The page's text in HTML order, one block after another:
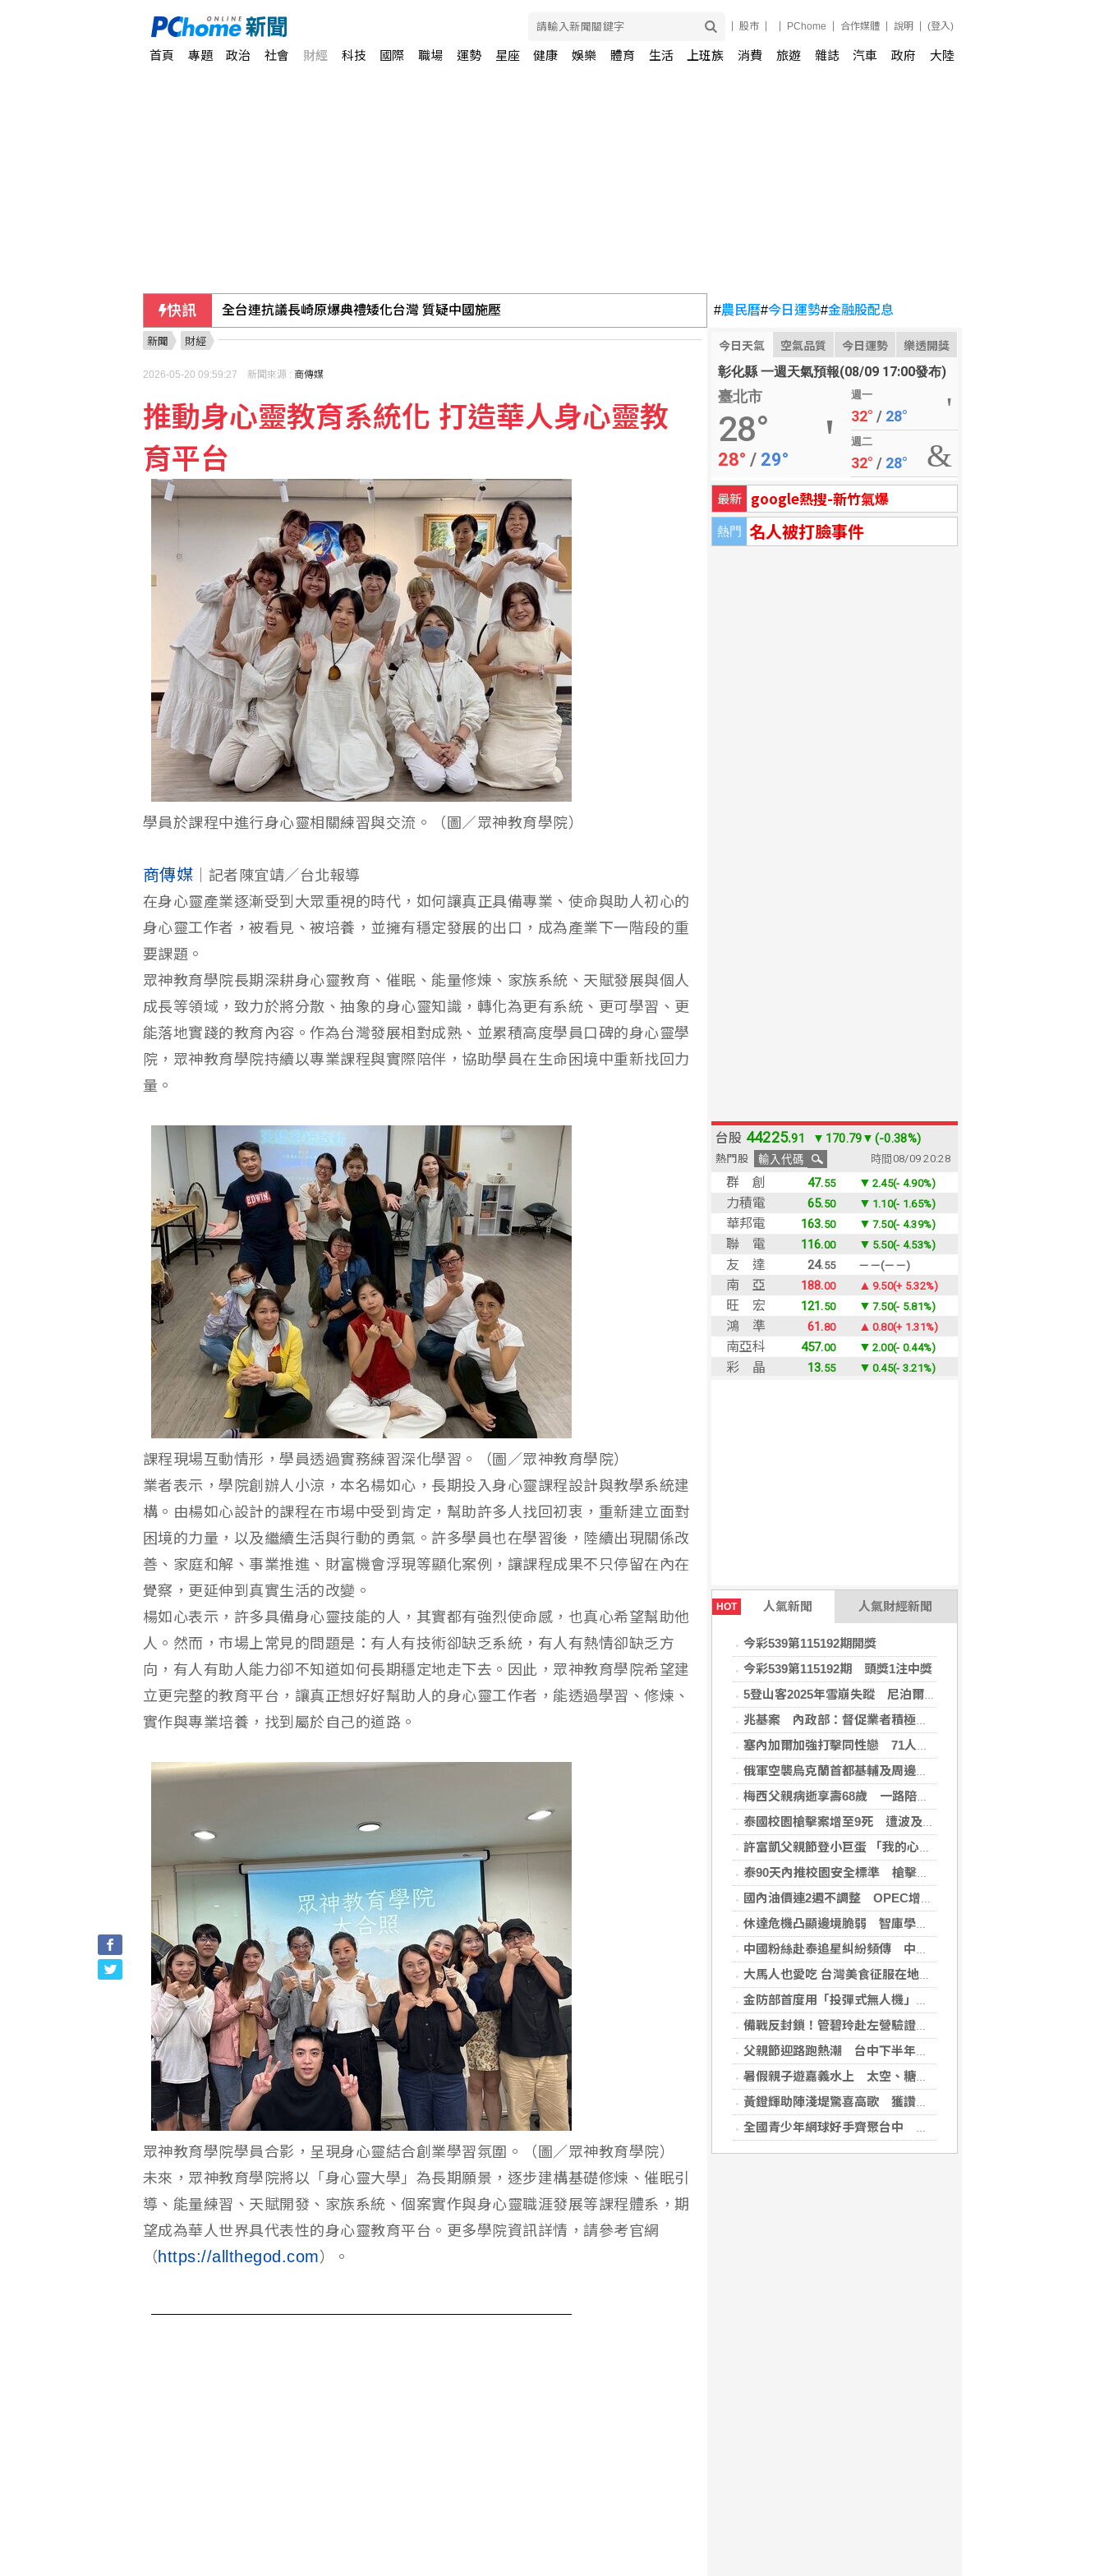
股市 PChome 合作媒體 說明 (登入)
首頁 專題 政治 社會 財經 科技 國際 職場 運勢 星座 健康 娛樂 體育 生活 上班族 消費 旅遊 雜誌 汽車 政府 大陸
快訊 全台連抗議長崎原爆典禮矮化台灣 質疑中國施壓
學生拖熊進宿舍剝皮取肉 康乃爾大學新規禁校內處理野味
羅戈8局失1分優質先發 兄弟系列賽橫掃雄鷹
#農民曆#今日運勢#金融股配息
今日天氣 空氣品質 今日運勢 樂透開獎
彰化縣 一週天氣預報(08/09 17:00發布)
臺北市
28°
28° / 29°
週一
32° / 28°
週二
32° / 28°
最新 google熱搜-新竹氣爆
熱門 名人被打臉事件
HOT 人氣新聞 人氣財經新聞
今彩539第115192期開獎
今彩539第115192期 頭獎1注中獎
5登山客2025年雪崩失蹤 尼泊爾救難隊尋獲遺體
兆基案 內政部：督促業者積極履約或轉讓契約
塞內加爾加強打擊同性戀 71人遭控「違反自然行為」
俄軍空襲烏克蘭首都基輔及周邊區域 造成4人喪命
梅西父親病逝享壽68歲 一路陪伴兒子闖蕩足壇
泰國校園槍擊案增至9死 遭波及12歲女童不治
許富凱父親節登小巨蛋 「我的心肝寶貝」思念爸爸
泰90天內推校園安全標準 槍擊案後全國加強心理篩檢
國內油價連2週不調整 OPEC增產國際油價跌
休達危機凸顯邊境脆弱 智庫學者籲建立歐盟統一方案
中國粉絲赴泰追星糾紛頻傳 中國駐泰使館籲文明守法
大馬人也愛吃 台灣美食征服在地味蕾
金防部首度用「投彈式無人機」火力圍剿敵軍
備戰反封鎖！管碧玲赴左營驗證海巡平戰轉換
父親節迎路跑熱潮 台中下半年賽事季開跑邀全民動起來
暑假親子遊嘉義水上 太空、糖果、咖啡到採果一次玩
黃鐙輝助陣淺堤驚喜高歌 獲讚「被演戲耽誤的搖滾男神」
全國青少年網球好手齊聚台中 第24屆筑波木笑盃熱血開打
新聞 財經
2026-05-20 09:59:27 新聞來源 : 商傳媒
推動身心靈教育系統化 打造華人身心靈教
育平台
學員於課程中進行身心靈相關練習與交流。（圖／眾神教育學院）
商傳媒 ｜記者陳宜靖／台北報導
在身心靈產業逐漸受到大眾重視的時代，如何讓真正具備專業、使命與助人初心的
身心靈工作者，被看見、被培養，並擁有穩定發展的出口，成為產業下一階段的重
要課題。
眾神教育學院長期深耕身心靈教育、催眠、能量修煉、家族系統、天賦發展與個人
成長等領域，致力於將分散、抽象的身心靈知識，轉化為更有系統、更可學習、更
能落地實踐的教育內容。作為台灣發展相對成熟、並累積高度學員口碑的身心靈學
院，眾神教育學院持續以專業課程與實際陪伴，協助學員在生命困境中重新找回力
量。
課程現場互動情形，學員透過實務練習深化學習。（圖／眾神教育學院）
業者表示，學院創辦人小涼，本名楊如心，長期投入身心靈課程設計與教學系統建
構。由楊如心設計的課程在市場中受到肯定，幫助許多人找回初衷，重新建立面對
困境的力量，以及繼續生活與行動的勇氣。許多學員也在學習後，陸續出現關係改
善、家庭和解、事業推進、財富機會浮現等顯化案例，讓課程成果不只停留在內在
覺察，更延伸到真實生活的改變。
楊如心表示，許多具備身心靈技能的人，其實都有強烈使命感，也真心希望幫助他
人。然而，市場上常見的問題是：有人有技術卻缺乏系統，有人有熱情卻缺乏方
向，有人有助人能力卻不知道如何長期穩定地走下去。因此，眾神教育學院希望建
立更完整的教育平台，讓真正想好好幫助人的身心靈工作者，能透過學習、修煉、
實作與專業培養，找到屬於自己的道路。
眾神教育學院學員合影，呈現身心靈結合創業學習氛圍。（圖／眾神教育學院）
未來，眾神教育學院將以「身心靈大學」為長期願景，逐步建構基礎修煉、催眠引
導、能量練習、天賦開發、家族系統、個案實作與身心靈職涯發展等課程體系，期
望成為華人世界具代表性的身心靈教育平台。更多學院資訊詳情，請參考官網
（ https://allthegod.com ）。